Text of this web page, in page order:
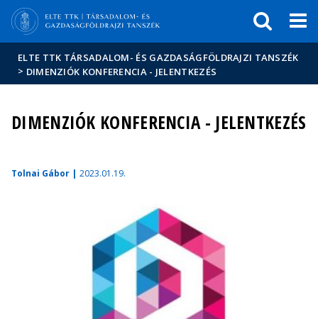
Hírek
Események
ELTE a
sajtóban
ELTE TTK TÁRSADALOM- ÉS GAZDASÁGFÖLDRAJZI TANSZÉK
> DIMENZIÓK KONFERENCIA - JELENTKEZÉS
DIMENZIÓK KONFERENCIA - JELENTKEZÉS
Tolnai Gábor | 2023.01.19.